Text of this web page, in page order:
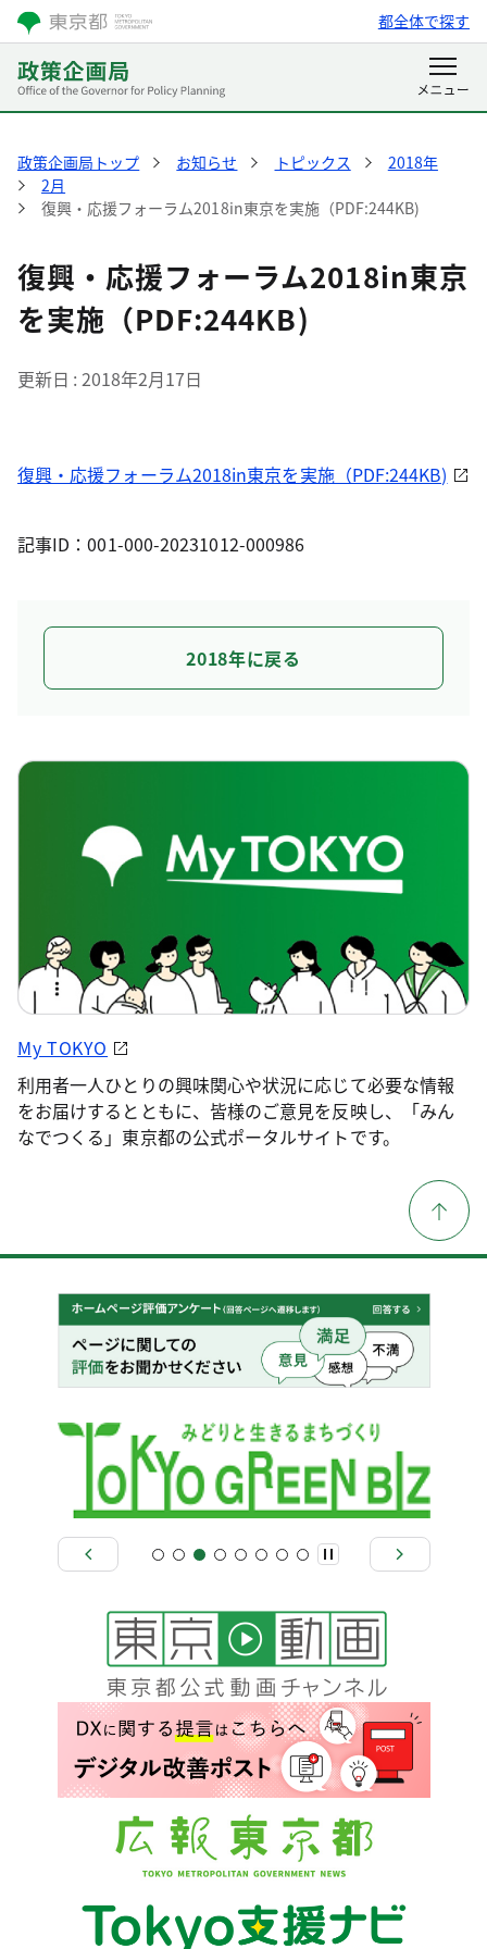
都全体で探す
政策企画局トップ お知らせ トピックス
2018年
2月
復興・応援フォーラム2018in東京を実施（PDF:244KB)
復興・応援フォーラム2018in東京
を実施（PDF:244KB)
更新日 2018年2月17日
復興・応援フォーラム2018in東京を実施（PDF:244KB)
記事ID：001-000-20231012-000986
2018年に戻る
My TOKYO
利用者一人ひとりの興味関心や状況に応じて必要な情報
をお届けするとともに、皆様のご意見を反映し、「みん
なでつくる」東京都の公式ポータルサイトです。